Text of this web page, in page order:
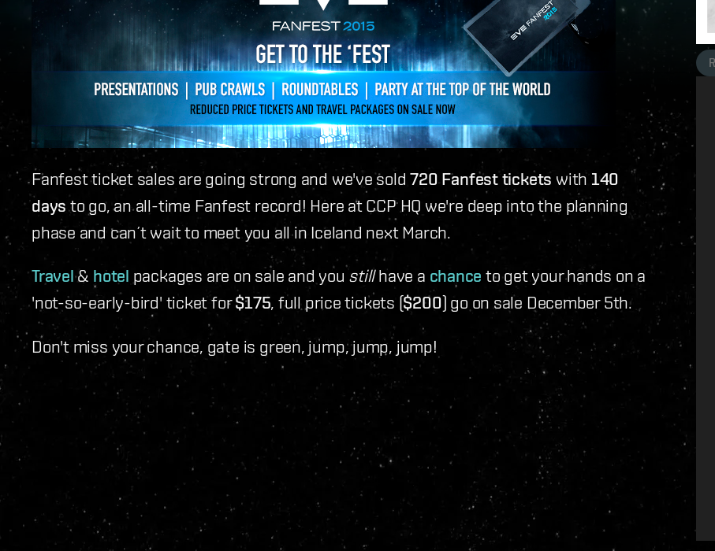
Fanfest ticket sales are going strong and we've sold720 Fanfest tickets with 140
days to go, an all-time Fanfest record! Here at CCP HQ we're deep into the planning
phase and can´t wait to meet you all in Iceland next March.
Travel& hotel packages are on sale and you stillhave a chance to get your hands on a
'not-so-early-bird' ticket for$175 , full price tickets ($200) go on sale December 5th.
Don't miss your chance, gate is green, jump, jump, jump!